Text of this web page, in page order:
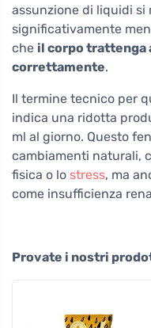
assunzione di liquidi si
significativamente
che il corpo trattenga
correttamente.
Il termine tecnico per
indica una ridotta
ml al giorno. Questo
cambiamenti naturali,
fisica o lo stress, ma
come insufficienza
Provate i nostri